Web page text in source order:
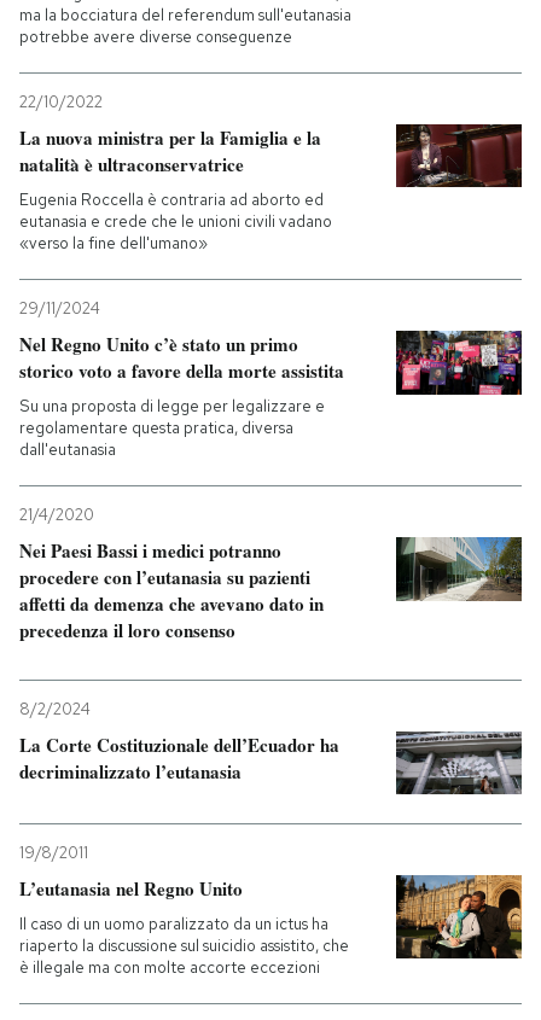
ma la bocciatura del referendum sull'eutanasia
potrebbe avere diverse conseguenze
22/10/2022
La nuova ministra per la Famiglia e la
natalità è ultraconservatrice
Eugenia Roccella è contraria ad aborto ed
eutanasia e crede che le unioni civili vadano
«verso la fine dell'umano»
29/11/2024
Nel Regno Unito c’è stato un primo
storico voto a favore della morte assistita
Su una proposta di legge per legalizzare e
regolamentare questa pratica, diversa
dall'eutanasia
21/4/2020
Nei Paesi Bassi i medici potranno
procedere con l’eutanasia su pazienti
affetti da demenza che avevano dato in
precedenza il loro consenso
8/2/2024
La Corte Costituzionale dell’Ecuador ha
decriminalizzato l’eutanasia
19/8/2011
L’eutanasia nel Regno Unito
Il caso di un uomo paralizzato da un ictus ha
riaperto la discussione sul suicidio assistito, che
è illegale ma con molte accorte eccezioni